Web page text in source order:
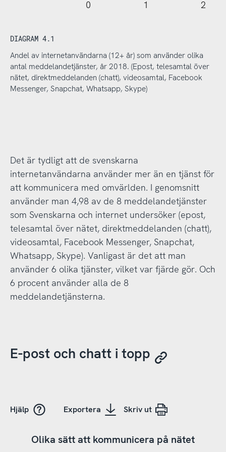
0 1 2
DIAGRAM 4.1
Andel av internetanvändarna (12+ år) som använder olika
antal meddelandetjänster, år 2018. (Epost, telesamtal över
nätet, direktmeddelanden (chatt), videosamtal, Facebook
Messenger, Snapchat, Whatsapp, Skype)
Det är tydligt att de svenskarna
internetanvändarna använder mer än en tjänst för
att kommunicera med omvärlden. I genomsnitt
använder man 4,98 av de 8 meddelandetjänster
som Svenskarna och internet undersöker (epost,
telesamtal över nätet, direktmeddelanden (chatt),
videosamtal, Facebook Messenger, Snapchat,
Whatsapp, Skype). Vanligast är det att man
använder 6 olika tjänster, vilket var fjärde gör. Och
6 procent använder alla de 8
meddelandetjänsterna.
E-post och chatt i topp
Hjälp Exportera Skriv ut
Olika sätt att kommunicera på nätet